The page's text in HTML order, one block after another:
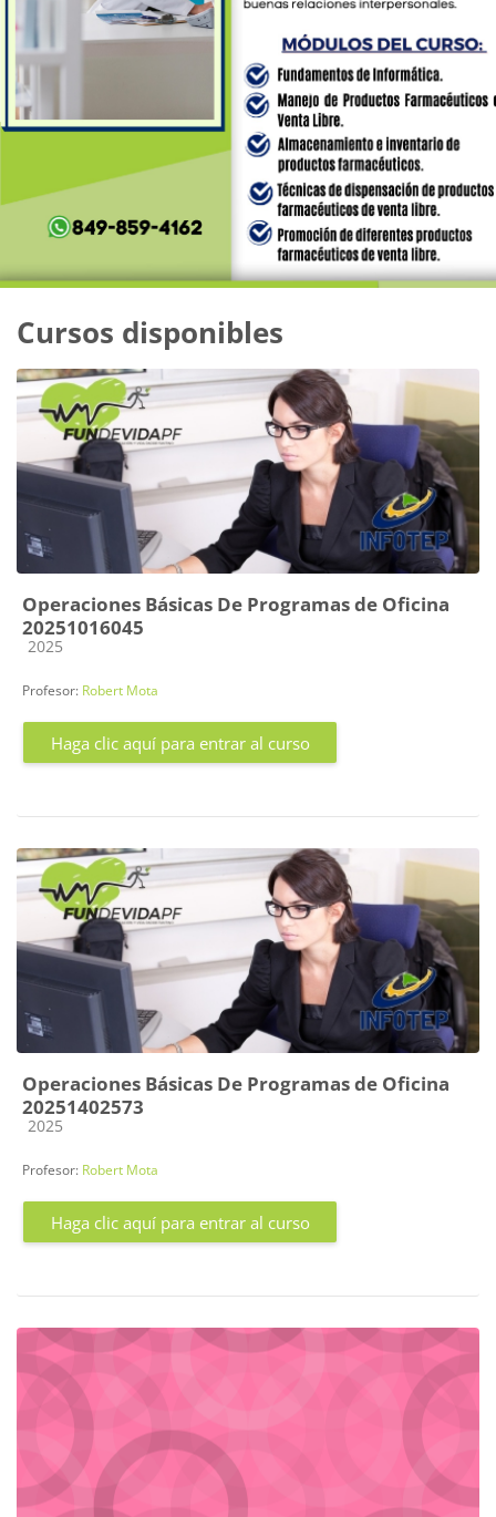
Bloques
Cursos disponibles
Operaciones Básicas De Programas de Oficina
20251016045
Categoría de cursos
2025
Profesor: Robert Mota
Haga clic aquí para entrar al curso
Operaciones Básicas De Programas de Oficina
20251402573
Categoría de cursos
2025
Profesor: Robert Mota
Haga clic aquí para entrar al curso